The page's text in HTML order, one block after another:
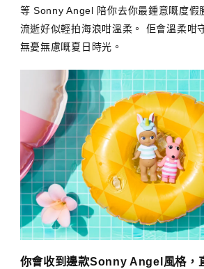
等 Sonny Angel 陪你去你最鍾意嘅度假
流逝好似輕拍海浪咁溫柔。 佢會溫柔咁
無憂無慮嘅夏日時光。
你會收到邊款Sonny Angel風格，